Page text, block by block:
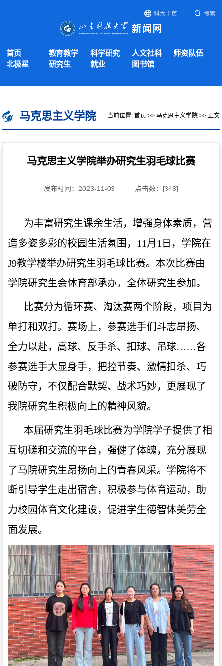
科大主页 搜索
首页 教育教学 科学研究 人文社科
师资队伍
北极星
研究生 就业 图书馆
马克思主义学院 当前位置: 首页 >> 马克思主义学院 >> 正文
马克思主义学院举办研究生羽毛球比赛
发布时间：2023-11-03 点击数：[348]
为丰富研究生课余生活，增强身体素质，营
造多姿多彩的校园生活氛围， 11月1日，学院在
J9教学楼举办研究生羽毛球比赛。本次比赛由
学院研究生会体育部承办，全体研究生参加。
比赛分为循环赛、淘汰赛两个阶段，项目为
单打和双打。赛场上，参赛选手们斗志昂扬、
全力以赴，高球、反手杀、扣球、吊球……各
参赛选手大显身手，把控节奏、激情扣杀、巧
破防守，不仅配合默契、 战术巧妙，
更展现了
我院研究生积极向上的精神风貌。
本届研究生羽毛球比赛为学院学子提供了相
互切磋和交流的平台，强健了体魄，充分展现
了马院研究生昂扬向上的青春风采。学院将不
断引导学生走出宿舍， 积极参与体育运动，助
力校园体育文化建设，促进学生德智体美劳全
面发展。